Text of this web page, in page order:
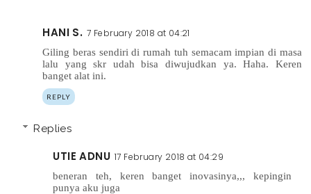
HANI S. 7 February 2018 at 04:21
Giling beras sendiri di rumah tuh semacam impian di masa
lalu yang skr udah bisa diwujudkan ya. Haha. Keren
banget alat ini.
REPLY
Replies
UTIE ADNU 17 February 2018 at 04:29
beneran teh, keren banget inovasinya,,, kepingin
punya aku juga